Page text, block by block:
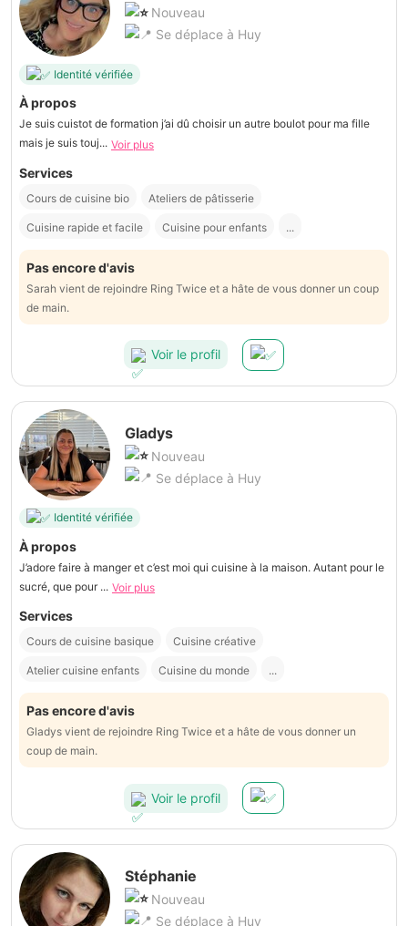
Nouveau
Se déplace à Huy
Identité vérifiée
À propos
Je suis cuistot de formation j’ai dû choisir un autre boulot pour ma fille
mais je suis touj... Voir plus
Services
Cours de cuisine bio Ateliers de pâtisserie
Cuisine rapide et facile Cuisine pour enfants ...
Pas encore d'avis
Sarah vient de rejoindre Ring Twice et a hâte de vous donner un coup
de main.
Voir le profil
Gladys
Nouveau
Se déplace à Huy
Identité vérifiée
À propos
J’adore faire à manger et c’est moi qui cuisine à la maison. Autant pour le
sucré, que pour ... Voir plus
Services
Cours de cuisine basique Cuisine créative
Atelier cuisine enfants Cuisine du monde ...
Pas encore d'avis
Gladys vient de rejoindre Ring Twice et a hâte de vous donner un
coup de main.
Voir le profil
Stéphanie
Nouveau
Se déplace à Huy